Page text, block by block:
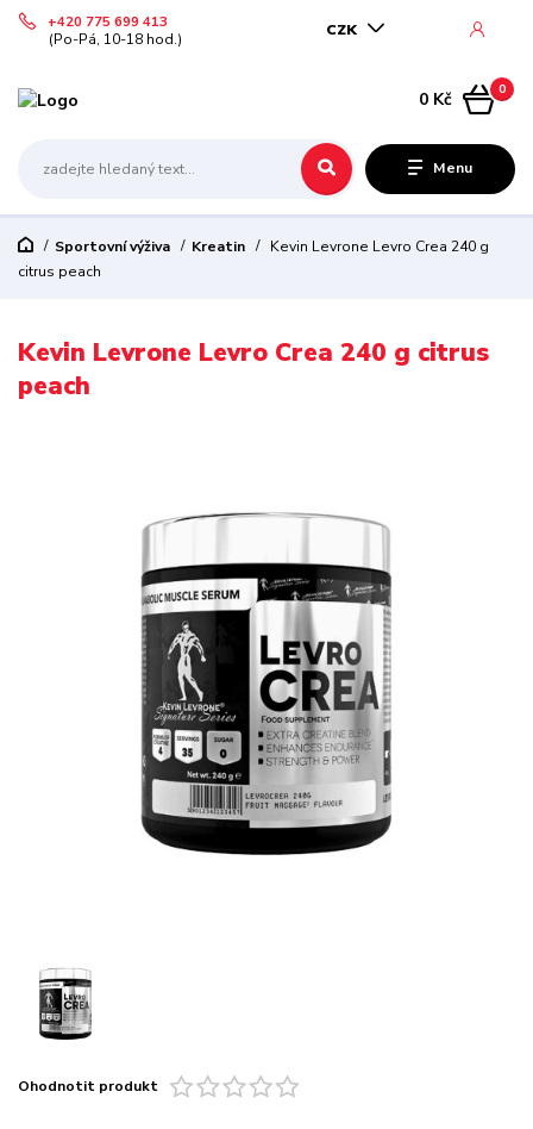
Menu
CZK
+420 775 699 413
(Po-Pá, 10-18 hod.)
0
0 Kč
Sportovní výživa Kreatin
Kevin Levrone Levro Crea 240 g
citrus peach
Kevin Levrone Levro Crea 240 g citrus
peach
Ohodnotit produkt